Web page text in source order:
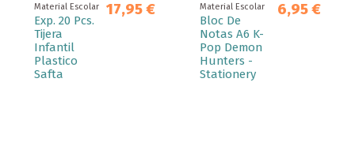
Material Escolar
Exp. 20 Pcs.
Tijera
Infantil
Plastico
Safta
17,95 € Material Escolar
Bloc De
Notas A6 K-
Pop Demon
Hunters -
Stationery
6,95 €